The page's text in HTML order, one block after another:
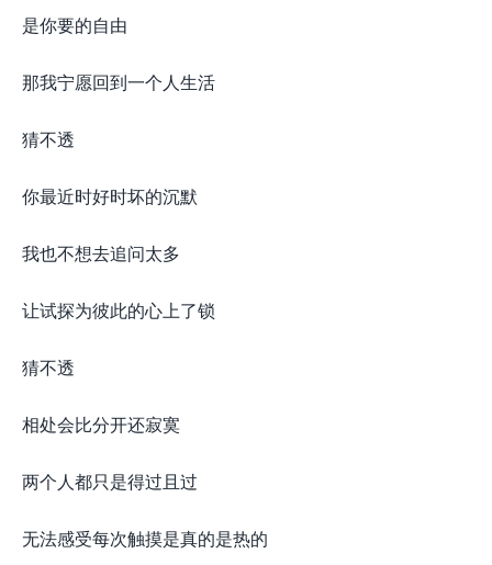
是你要的自由
那我宁愿回到一个人生活
猜不透
你最近时好时坏的沉默
我也不想去追问太多
让试探为彼此的心上了锁
猜不透
相处会比分开还寂寞
两个人都只是得过且过
无法感受每次触摸是真的是热的